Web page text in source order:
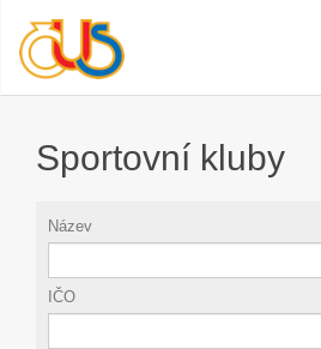
Sportovní kluby
Název
IČO